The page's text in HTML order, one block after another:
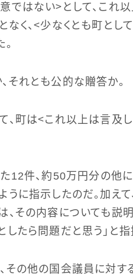
ではない＞として、これ
なく、＜少なくとも町とし
それとも公的な贈答か。
、町は＜これ以上は言及
12件、約50万円分の他
うに指示したのだ。加え
、その内容についても説
したら問題だと思う」と指
その他の国会議員に対